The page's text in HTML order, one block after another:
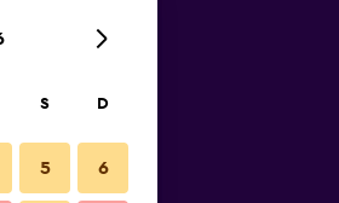
S D
5 6